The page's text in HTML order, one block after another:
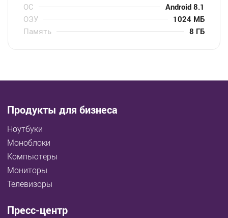
ОС
Android 8.1
ОЗУ
1024 МБ
Память
8 ГБ
Продукты для бизнеса
Ноутбуки
Моноблоки
Компьютеры
Мониторы
Телевизоры
Пресс-центр